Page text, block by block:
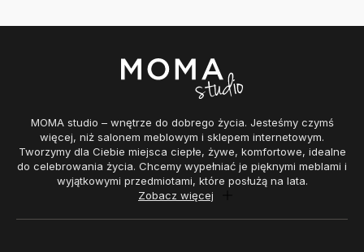
MOMA studio – wnętrze do dobrego życia. Jesteśmy czymś
więcej, niż salonem meblowym i sklepem internetowym.
Tworzymy dla Ciebie miejsca ciepłe, żywe, komfortowe, idealne
do celebrowania życia. Chcemy wypełniać je pięknymi meblami i
wyjątkowymi przedmiotami, które posłużą na lata.
Zobacz więcej